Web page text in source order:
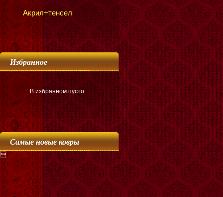
Акрил+тенсел
Избранное
В избранном пусто...
Самые новые ковры
